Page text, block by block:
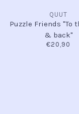
QUUT
Puzzle Friends "To
& back"
€20,90